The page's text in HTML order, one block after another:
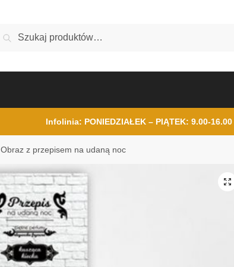
Szukaj
Infolinia: PONIEDZIAŁEK – PIĄTEK: 9.00-16.00
Obraz z przepisem na udaną noc